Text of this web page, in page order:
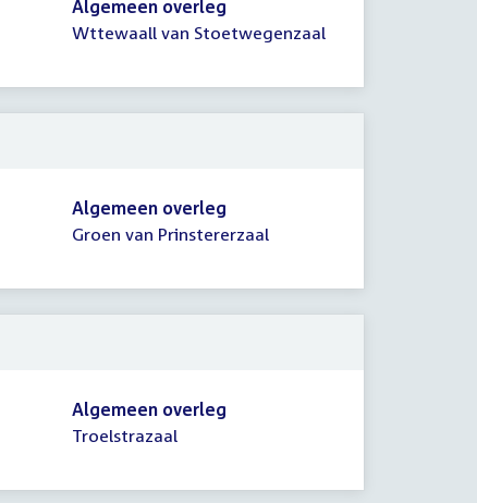
Algemeen overleg
Wttewaall van Stoetwegenzaal
Algemeen overleg
Groen van Prinstererzaal
Algemeen overleg
Troelstrazaal